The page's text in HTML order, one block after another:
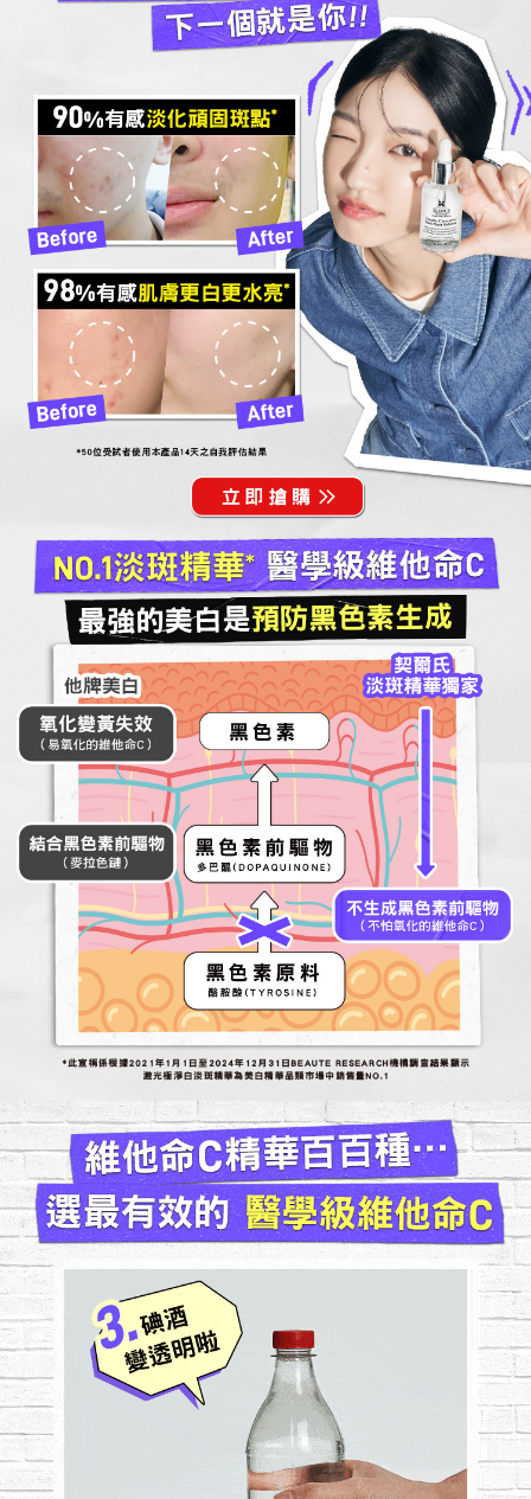
下一個就是你!!
90%有感淡化頑固斑點*
98%有感肌膚更白更水亮*
*50位受試者使用本產品14天之自我評估結果
NO.1淡斑精華* 醫學級維他命C
最強的美白是預防黑色素生成
他牌美白
氧化變黃失效
（易氧化的維他命C）
結合黑色素前驅物
（麥拉色鏈）
*此宣稱係根據2021年1月1日至2024年12月31日BEAUTE RESEARCH機構調查結果顯示
激光極淨白淡斑精華為美白精華品類市場中銷售量NO.1
契爾氏
淡斑精華獨家
不生成黑色素前驅物
（不怕氧化的維他命C）
黑色素
黑色素前驅物
多巴醌(DOPAQUINONE)
黑色素原料
酪胺酸(TYROSINE)
維他命C精華百百種...
選最有效的 醫學級維他命C
碘酒變透明 代表含有效維他命C 能抗氧化